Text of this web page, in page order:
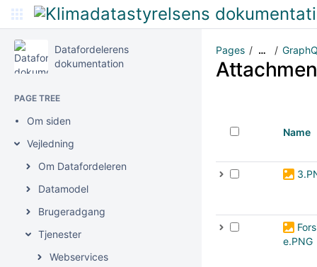
Datafordelerens
dokumentation
PAGE TREE
Om siden
Vejledning
Om Datafordeleren
Datamodel
Brugeradgang
Tjenester
Webservices
Pages …
Name
e.PNG